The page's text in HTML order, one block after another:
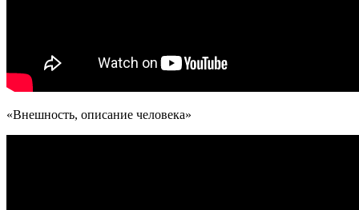
«Внешность, описание человека»